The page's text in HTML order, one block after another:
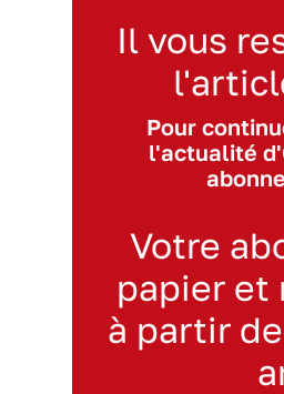
Il vous
Pour
l'actualité
Votre
papier et
à partir